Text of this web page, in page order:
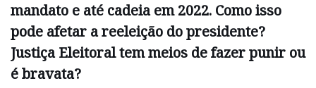
mandato e até cadeia em 2022. Como isso
pode afetar a reeleição do presidente?
Justiça Eleitoral tem meios de fazer punir ou
é bravata?